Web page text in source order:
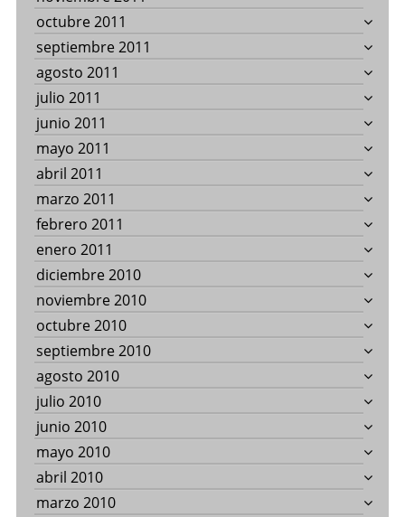
octubre 2011
septiembre 2011
agosto 2011
julio 2011
junio 2011
mayo 2011
abril 2011
marzo 2011
febrero 2011
enero 2011
diciembre 2010
noviembre 2010
octubre 2010
septiembre 2010
agosto 2010
julio 2010
junio 2010
mayo 2010
abril 2010
marzo 2010